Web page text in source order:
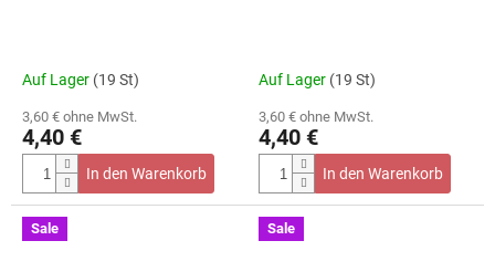
Auf Lager (19 St)
3,60 € ohne MwSt.
4,40 €
In den Warenkorb
Auf Lager (19 St)
3,60 € ohne MwSt.
4,40 €
In den Warenkorb
Sale Sale